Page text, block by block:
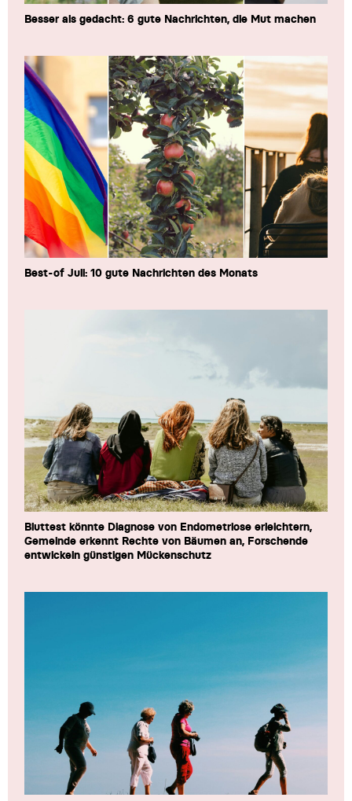
Besser als gedacht: 6 gute Nachrichten, die Mut machen
Best-of Juli: 10 gute Nachrichten des Monats
Bluttest könnte Diagnose von Endometriose erleichtern,
Gemeinde erkennt Rechte von Bäumen an, Forschende
entwickeln günstigen Mückenschutz